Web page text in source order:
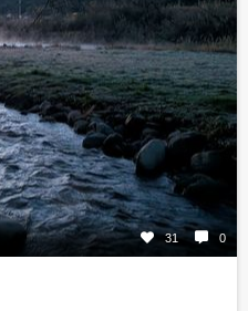
31 0